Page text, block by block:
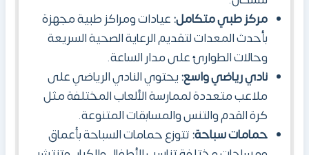
مركز طبي متكامل:عيادات ومراكز طبية مجهزة
بأحدث المعدات لتقديم الرعاية الصحية السريعة
وحالات الطوارئ على مدار الساعة.
نادي رياضي واسع:يحتوي النادي الرياضي على
ملاعب متعددة لممارسة الألعاب المختلفة مثل
كرة القدم والتنس والمسابقات المتنوعة.
حمامات سباحة:تتوزع حمامات السباحة بأعماق